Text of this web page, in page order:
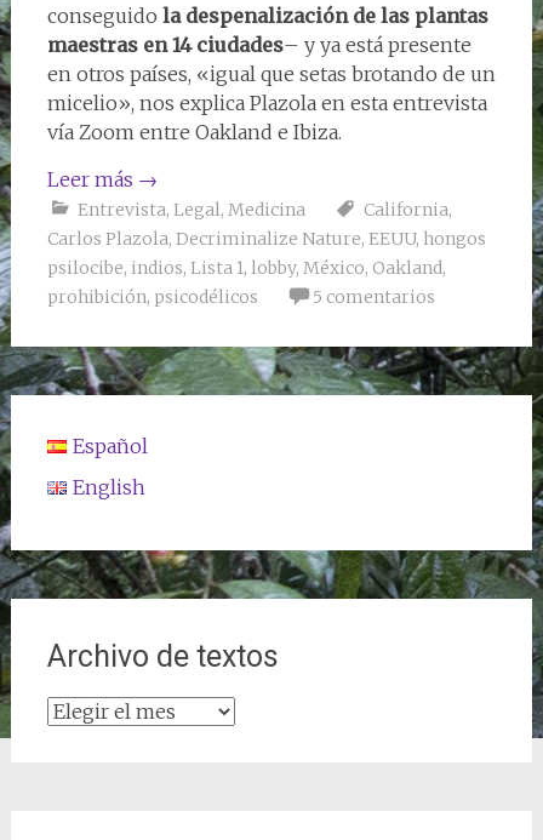
conseguido la despenalización de las plantas
maestras en 14 ciudades– y ya está presente
en otros países, «igual que setas brotando de un
micelio», nos explica Plazola en esta entrevista
vía Zoom entre Oakland e Ibiza.
Leer más →
Entrevista, Legal, Medicina California,
Carlos Plazola, Decriminalize Nature, EEUU, hongos
psilocibe, indios, Lista 1, lobby, México, Oakland,
prohibición, psicodélicos 5 comentarios
Español
English
Archivo de textos
Archivo